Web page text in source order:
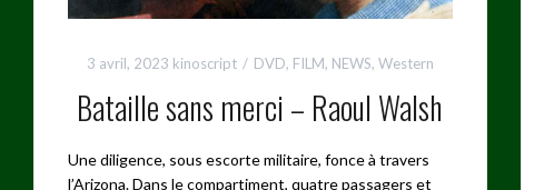
3 avril, 2023 kinoscript DVD, FILM, NEWS, Western
Bataille sans merci – Raoul Walsh
Une diligence, sous escorte militaire, fonce à travers
l’Arizona. Dans le compartiment, quatre passagers et